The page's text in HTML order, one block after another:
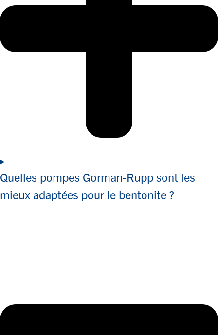
Quelles pompes Gorman-Rupp sont les
mieux adaptées pour le bentonite ?